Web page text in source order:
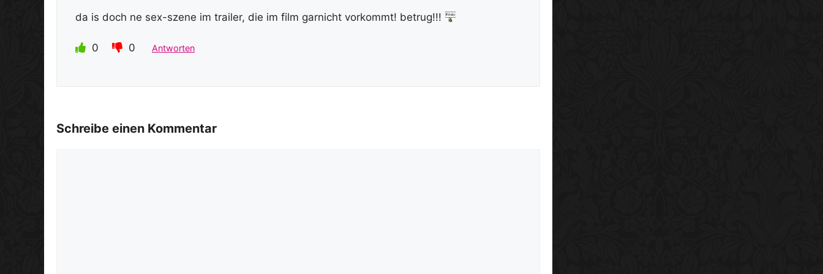
da is doch ne sex-szene im trailer, die im film garnicht vorkommt! betrug!!!
0 0 Antworten
Schreibe einen Kommentar